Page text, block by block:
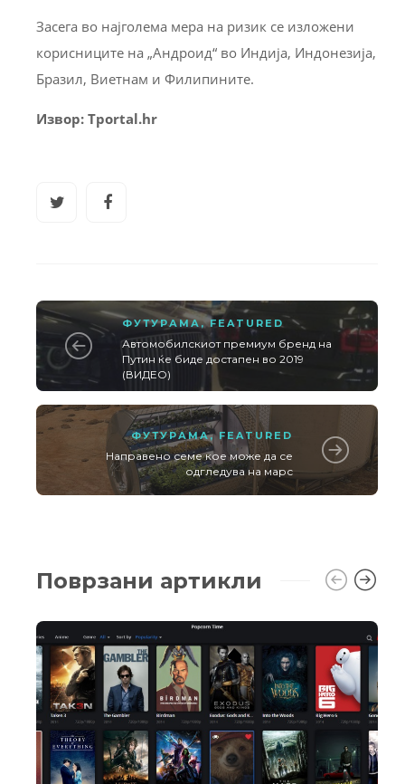
Засега во најголема мера на ризик се изложени
корисниците на „Андроид“ во Индија, Индонезија,
Бразил, Виетнам и Филипините.
Извор: Tportal.hr
ФУТУРАМА,FEATURED
Автомобилскиот премиум бренд на
Путин ќе биде достапен во 2019
(ВИДЕО)
ФУТУРАМА, FEATURED
Направено семе кое може да се
одгледува на марс
Поврзани артикли